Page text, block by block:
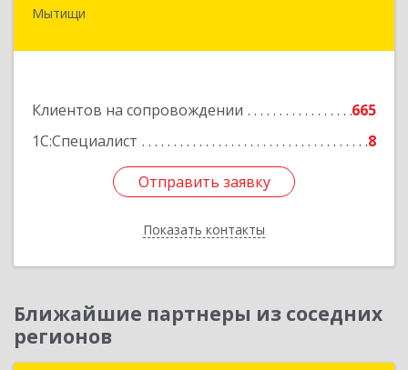
Мытищи
Клиентов на сопровождении
665
1С:Специалист
8
Отправить заявку
Показать контакты
Отправить заявку
Назад
Ближайшие партнеры из соседних
регионов